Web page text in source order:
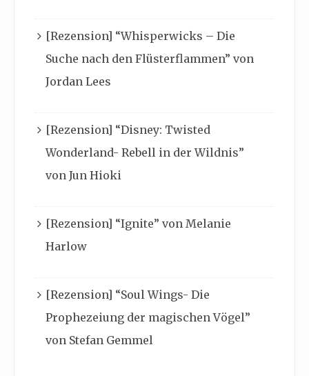
[Rezension] “Whisperwicks – Die
Suche nach den Flüsterflammen” von
Jordan Lees
[Rezension] “Disney: Twisted
Wonderland- Rebell in der Wildnis”
von Jun Hioki
[Rezension] “Ignite” von Melanie
Harlow
[Rezension] “Soul Wings- Die
Prophezeiung der magischen Vögel”
von Stefan Gemmel